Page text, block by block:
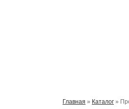
Главная » Каталог »